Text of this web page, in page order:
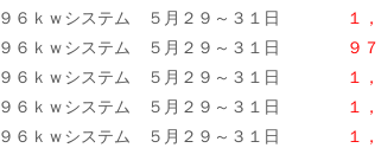
ｋｗシステム ５月２９～３１日
１，
ｋｗシステム ５月２９～３１日
９７４
ｋｗシステム ５月２９～３１日
１，０
ｋｗシステム ５月２９～３１日
１，１
ｋｗシステム ５月２９～３１日
１，１